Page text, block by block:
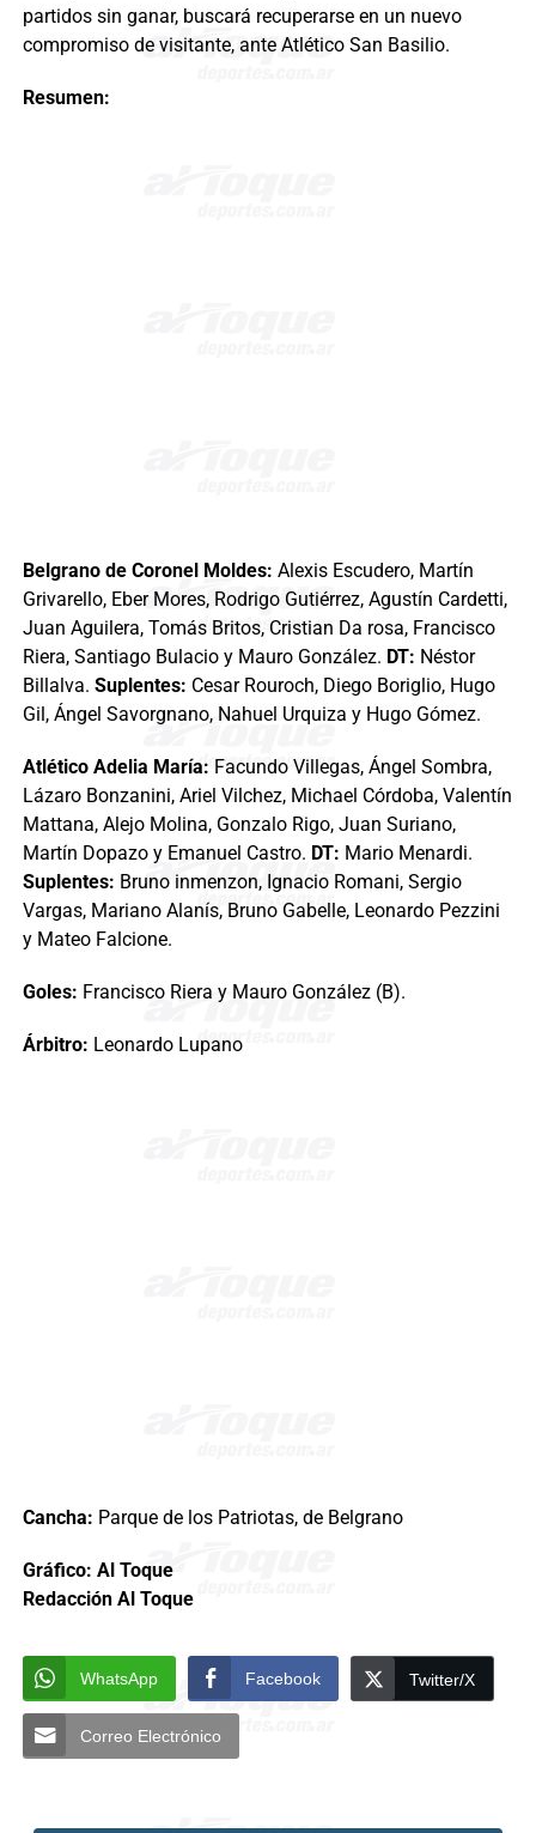
partidos sin ganar, buscará recuperarse en un nuevo
compromiso de visitante, ante Atlético San Basilio.
Resumen:
Belgrano de Coronel Moldes: Alexis Escudero, Martín
Grivarello, Eber Mores, Rodrigo Gutiérrez, Agustín Cardetti,
Juan Aguilera, Tomás Britos, Cristian Da rosa, Francisco
Riera, Santiago Bulacio y Mauro González. DT: Néstor
Billalva. Suplentes: Cesar Rouroch, Diego Boriglio, Hugo
Gil, Ángel Savorgnano, Nahuel Urquiza y Hugo Gómez.
Atlético Adelia María: Facundo Villegas, Ángel Sombra,
Lázaro Bonzanini, Ariel Vilchez, Michael Córdoba, Valentín
Mattana, Alejo Molina, Gonzalo Rigo, Juan Suriano,
Martín Dopazo y Emanuel Castro. DT: Mario Menardi.
Suplentes: Bruno inmenzon, Ignacio Romani, Sergio
Vargas, Mariano Alanís, Bruno Gabelle, Leonardo Pezzini
y Mateo Falcione.
Goles: Francisco Riera y Mauro González (B).
Árbitro: Leonardo Lupano
Cancha: Parque de los Patriotas, de Belgrano
Gráfico: Al Toque
Redacción Al Toque
WhatsApp Facebook Twitter/X
Correo Electrónico